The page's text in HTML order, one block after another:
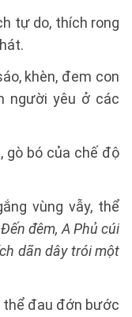
tự do, thích rong
khèn, đem con
người yêu ở các
gò bó của chế độ
vùng vẫy, thể
Ðến đêm, A Phủ cúi
dãn dây trói một
thể đau đớn bước